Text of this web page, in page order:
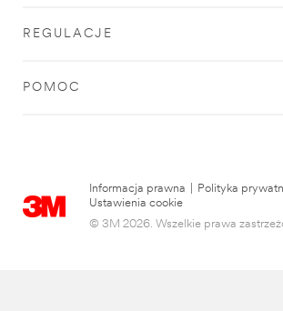
REGULACJE
POMOC
Informacja prawna Polityka
Ustawienia cookie
© 3M 2026. Wszelkie prawa